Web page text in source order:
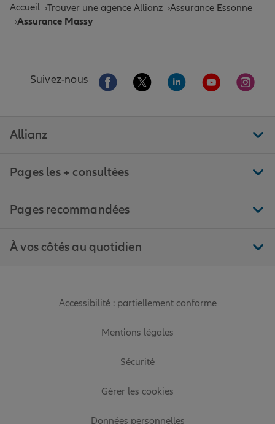
Accueil Trouver une agence Allianz Assurance Essonne
Assurance Massy
Suivez-nous Aller sur la page Facebook de Allianz
Aller sur la page Twitter de
Aller sur la page
Aller sur la
Aller
Allianz
Pages les + consultées
Pages recommandées
À vos côtés au quotidien
Accessibilité : partiellement conforme
Mentions légales
Sécurité
Gérer les cookies
Données personnelles